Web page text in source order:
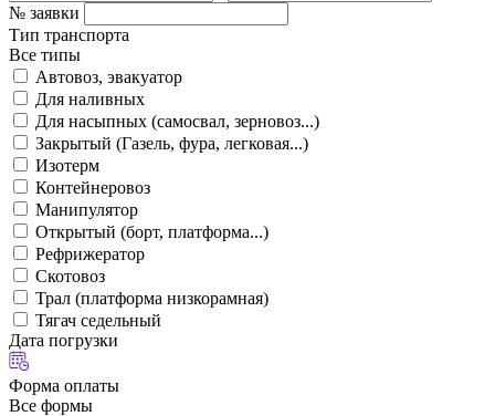
№ заявки
Тип транспорта
Все типы
Автовоз, эвакуатор
Для наливных
Для насыпных (самосвал, зерновоз...)
Закрытый (Газель, фура, легковая...)
Изотерм
Контейнеровоз
Манипулятор
Открытый (борт, платформа...)
Рефрижератор
Скотовоз
Трал (платформа низкорамная)
Тягач седельный
Дата погрузки
Форма оплаты
Все формы